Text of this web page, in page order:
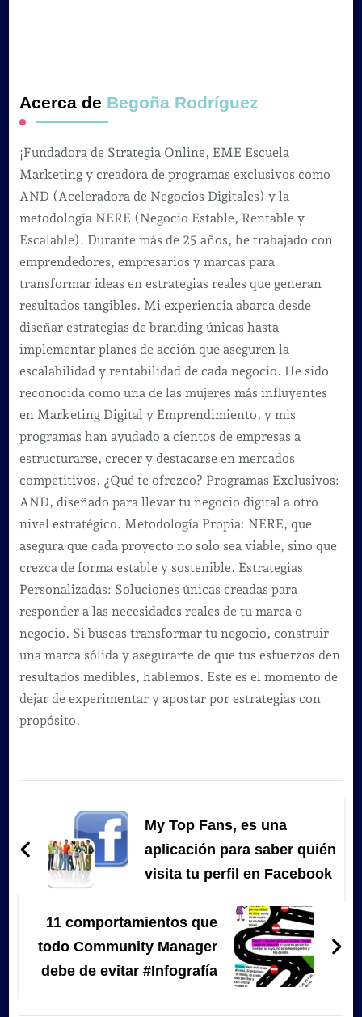
Acerca de Begoña Rodríguez
¡Fundadora de Strategia Online, EME Escuela
Marketing y creadora de programas exclusivos como
AND (Aceleradora de Negocios Digitales) y la
metodología NERE (Negocio Estable, Rentable y
Escalable). Durante más de 25 años, he trabajado con
emprendedores, empresarios y marcas para
transformar ideas en estrategias reales que generan
resultados tangibles. Mi experiencia abarca desde
diseñar estrategias de branding únicas hasta
implementar planes de acción que aseguren la
escalabilidad y rentabilidad de cada negocio. He sido
reconocida como una de las mujeres más influyentes
en Marketing Digital y Emprendimiento, y mis
programas han ayudado a cientos de empresas a
estructurarse, crecer y destacarse en mercados
competitivos. ¿Qué te ofrezco? Programas Exclusivos:
AND, diseñado para llevar tu negocio digital a otro
nivel estratégico. Metodología Propia: NERE, que
asegura que cada proyecto no solo sea viable, sino que
crezca de forma estable y sostenible. Estrategias
Personalizadas: Soluciones únicas creadas para
responder a las necesidades reales de tu marca o
negocio. Si buscas transformar tu negocio, construir
una marca sólida y asegurarte de que tus esfuerzos den
resultados medibles, hablemos. Este es el momento de
dejar de experimentar y apostar por estrategias con
propósito.
entradas
My Top Fans, es una
aplicación para saber quién
visita tu perfil en Facebook
11 comportamientos que
todo Community Manager
debe de evitar #Infografía